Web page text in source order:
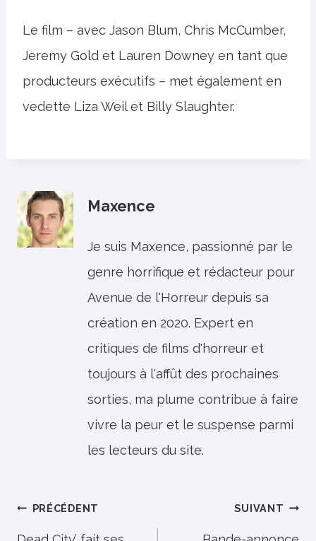
Le film – avec Jason Blum, Chris McCumber,
Jeremy Gold et Lauren Downey en tant que
producteurs exécutifs – met également en
vedette Liza Weil et Billy Slaughter.
Maxence
Je suis Maxence, passionné par le
genre horrifique et rédacteur pour
Avenue de l'Horreur depuis sa
création en 2020. Expert en
critiques de films d'horreur et
toujours à l'affût des prochaines
sorties, ma plume contribue à faire
vivre la peur et le suspense parmi
les lecteurs du site.
Navigation
PRÉCÉDENT SUIVANT